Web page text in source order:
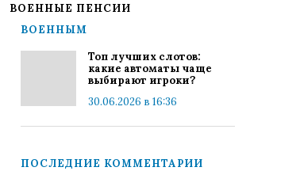
ВОЕННЫЕ ПЕНСИИ
ВОЕННЫМ
Топ лучших слотов:
какие автоматы чаще
выбирают игроки?
30.06.2026 в 16:36
ПОСЛЕДНИЕ КОММЕНТАРИИ